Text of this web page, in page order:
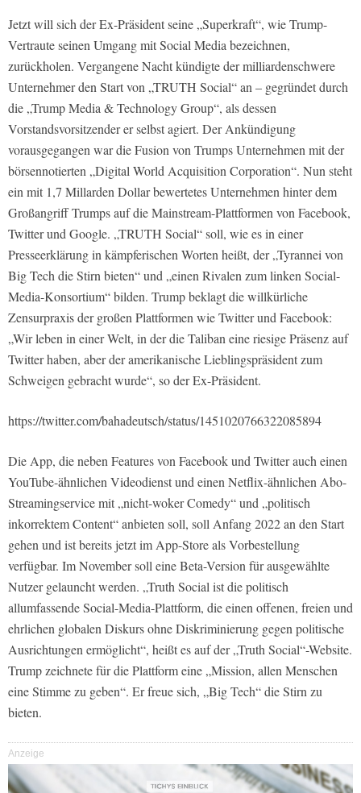
Jetzt will sich der Ex-Präsident seine „Superkraft“, wie Trump-
Vertraute seinen Umgang mit Social Media bezeichnen,
zurückholen. Vergangene Nacht kündigte der milliardenschwere
Unternehmer den Start von „TRUTH Social“ an – gegründet durch
die „Trump Media & Technology Group“, als dessen
Vorstandsvorsitzender er selbst agiert. Der Ankündigung
vorausgegangen war die Fusion von Trumps Unternehmen mit der
börsennotierten „Digital World Acquisition Corporation“. Nun steht
ein mit 1,7 Millarden Dollar bewertetes Unternehmen hinter dem
Großangriff Trumps auf die Mainstream-Plattformen von Facebook,
Twitter und Google. „TRUTH Social“ soll, wie es in einer
Presseerklärung in kämpferischen Worten heißt, der „Tyrannei von
Big Tech die Stirn bieten“ und „einen Rivalen zum linken Social-
Media-Konsortium“ bilden. Trump beklagt die willkürliche
Zensurpraxis der großen Plattformen wie Twitter und Facebook:
„Wir leben in einer Welt, in der die Taliban eine riesige Präsenz auf
Twitter haben, aber der amerikanische Lieblingspräsident zum
Schweigen gebracht wurde“, so der Ex-Präsident.
https://twitter.com/bahadeutsch/status/1451020766322085894
Die App, die neben Features von Facebook und Twitter auch einen
YouTube-ähnlichen Videodienst und einen Netflix-ähnlichen Abo-
Streamingservice mit „nicht-woker Comedy“ und „politisch
inkorrektem Content“ anbieten soll, soll Anfang 2022 an den Start
gehen und ist bereits jetzt im App-Store als Vorbestellung
verfügbar. Im November soll eine Beta-Version für ausgewählte
Nutzer gelauncht werden. „Truth Social ist die politisch
allumfassende Social-Media-Plattform, die einen offenen, freien und
ehrlichen globalen Diskurs ohne Diskriminierung gegen politische
Ausrichtungen ermöglicht“, heißt es auf der „Truth Social“-Website.
Trump zeichnete für die Plattform eine „Mission, allen Menschen
eine Stimme zu geben“. Er freue sich, „Big Tech“ die Stirn zu
bieten.
Anzeige